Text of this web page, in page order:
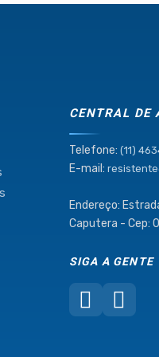
CENTRAL DE
Telefone: (11)
E-mail:
Endereço:
Caputera - Cep:
SIGA A GENTE